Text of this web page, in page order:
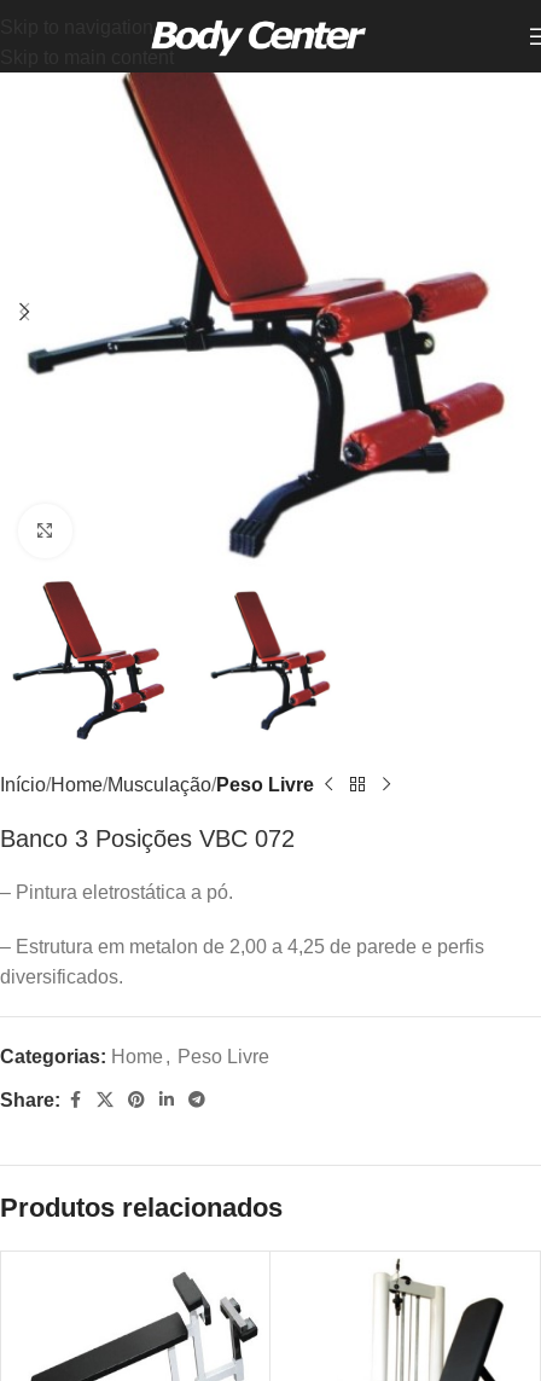
Início Home Musculação Peso Livre
Banco 3 Posições VBC 072
– Pintura eletrostática a pó.
– Estrutura em metalon de 2,00 a 4,25 de parede e perfis
diversificados.
Categorias: Home , Peso Livre
Share:
Produtos relacionados